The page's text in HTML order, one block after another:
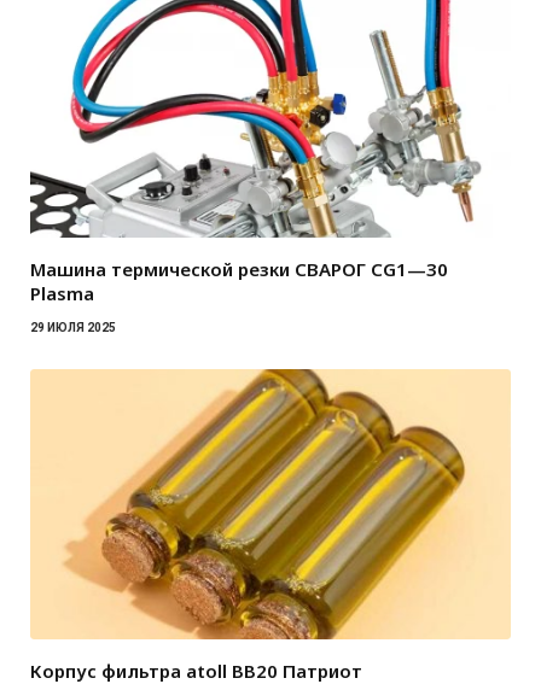
Машина термической резки СВАРОГ CG1—30
Plasma
29 ИЮЛЯ 2025
Корпус фильтра atoll BB20 Патриот